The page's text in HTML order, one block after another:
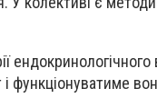
функціонуватиме